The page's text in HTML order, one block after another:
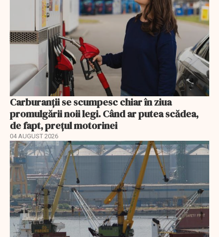
Carburanții se scumpesc chiar în ziua
promulgării noii legi. Când ar putea scădea,
de fapt, prețul motorinei
04 AUGUST 2026